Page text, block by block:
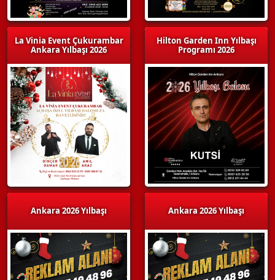
La Vinia Event Çukurambar
Ankara Yılbaşı 2026
Ankara 2026 Yılbaşı
Hilton Garden Inn Yılbaşı
Programı 2026
Ankara 2026 Yılbaşı